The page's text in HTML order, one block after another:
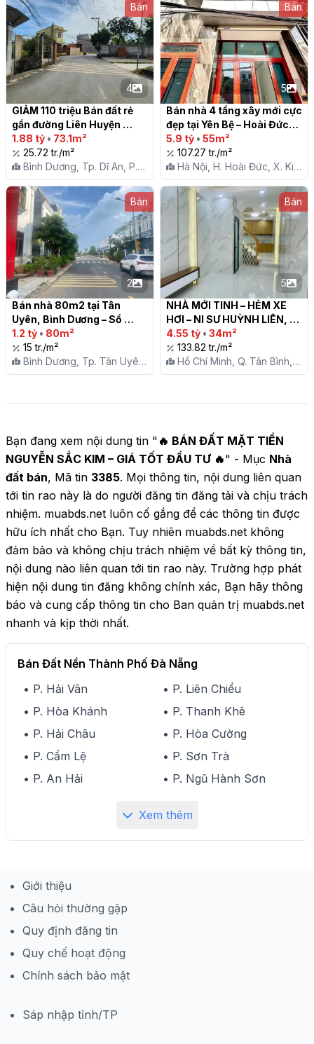
Bán
4
GIẢM 110 triệu Bán đất rẻ
gần đường Liên Huyện
200m, p. Tân Bình, Tp. Dĩ
An
1.88 tỷ • 73.1m²
25.72 tr./m²
Bình Dương, Tp. Dĩ An, P.
Tân Bình
Bán
5
Bán nhà 4 tầng xây mới cực
đẹp tại Yên Bệ – Hoài Đức
5.9 tỷ • 55m²
107.27 tr./m²
Hà Nội, H. Hoài Đức, X. Kim
Chung
Bán
2
Bán nhà 80m2 tại Tân
Uyên, Bình Dương – Sổ
Hồng đầy đủ, gần Khu Công
Nghiệp Visip 3
1.2 tỷ • 80m²
15 tr./m²
Bình Dương, Tp. Tân Uyên,
P. Tân Hiệp
Bán
5
NHÀ MỚI TINH – HẺM XE
HƠI – NI SƯ HUỲNH LIÊN,
TÂN BÌNH
4.55 tỷ • 34m²
133.82 tr./m²
Hồ Chí Minh, Q. Tân Bình,
P. 10
Bạn đang xem nội dung tin " 🔥 BÁN ĐẤT MẶT TIỀN
NGUYỄN SẮC KIM – GIÁ TỐT ĐẦU TƯ 🔥" - Mục Nhà
đất bán, Mã tin 3385. Mọi thông tin, nội dung liên quan
tới tin rao này là do người đăng tin đăng tải và chịu trách
nhiệm. muabds.net luôn cố gắng để các thông tin được
hữu ích nhất cho Bạn. Tuy nhiên muabds.net không
đảm bảo và không chịu trách nhiệm về bất kỳ thông tin,
nội dung nào liên quan tới tin rao này. Trường hợp phát
hiện nội dung tin đăng không chính xác, Bạn hãy thông
báo và cung cấp thông tin cho Ban quản trị muabds.net
nhanh và kịp thời nhất.
Bán Đất Nền Thành Phố Đà Nẵng
• P. Hải Vân
• P. Liên Chiểu
• P. Hòa Khánh
• P. Thanh Khê
• P. Hải Châu
• P. Hòa Cường
• P. Cẩm Lệ
• P. Sơn Trà
• P. An Hải
• P. Ngũ Hành Sơn
Xem thêm
Giới thiệu
Câu hỏi thường gặp
Quy định đăng tin
Quy chế hoạt động
Chính sách bảo mật
Sáp nhập tỉnh/TP